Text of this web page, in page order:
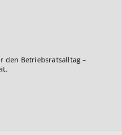
den Betriebsratsalltag –